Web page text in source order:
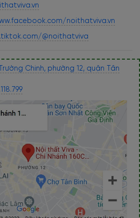
noithatviva.vn
@noithatviva
Chinh, phường 12, quận Tân